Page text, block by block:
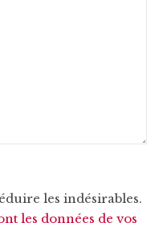
les indésirables.
les données de vos